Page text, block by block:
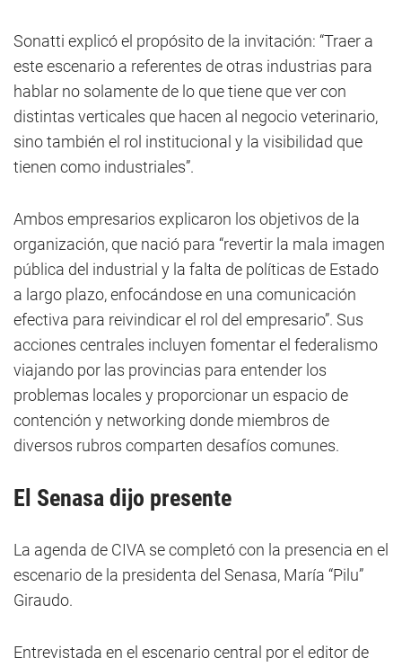
Sonatti explicó el propósito de la invitación: “Traer a
este escenario a referentes de otras industrias para
hablar no solamente de lo que tiene que ver con
distintas verticales que hacen al negocio veterinario,
sino también el rol institucional y la visibilidad que
tienen como industriales”.
Ambos empresarios explicaron los objetivos de la
organización, que nació para “revertir la mala imagen
pública del industrial y la falta de políticas de Estado
a largo plazo, enfocándose en una comunicación
efectiva para reivindicar el rol del empresario”. Sus
acciones centrales incluyen fomentar el federalismo
viajando por las provincias para entender los
problemas locales y proporcionar un espacio de
contención y networking donde miembros de
diversos rubros comparten desafíos comunes.
El Senasa dijo presente
La agenda de CIVA se completó con la presencia en el
escenario de la presidenta del Senasa, María “Pilu”
Giraudo.
Entrevistada en el escenario central por el editor de